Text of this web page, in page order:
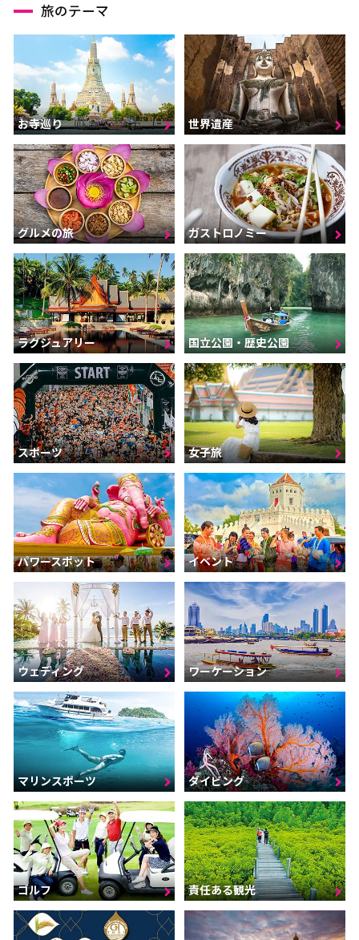
旅のテーマ
お寺巡り 世界遺産
グルメの旅 ガストロノミー
ラグジュアリー 国立公園・歴史公園
スポーツ 女子旅
パワースポット イベント
ウェディング ワーケーション
マリンスポーツ ダイビング
ゴルフ 責任ある観光